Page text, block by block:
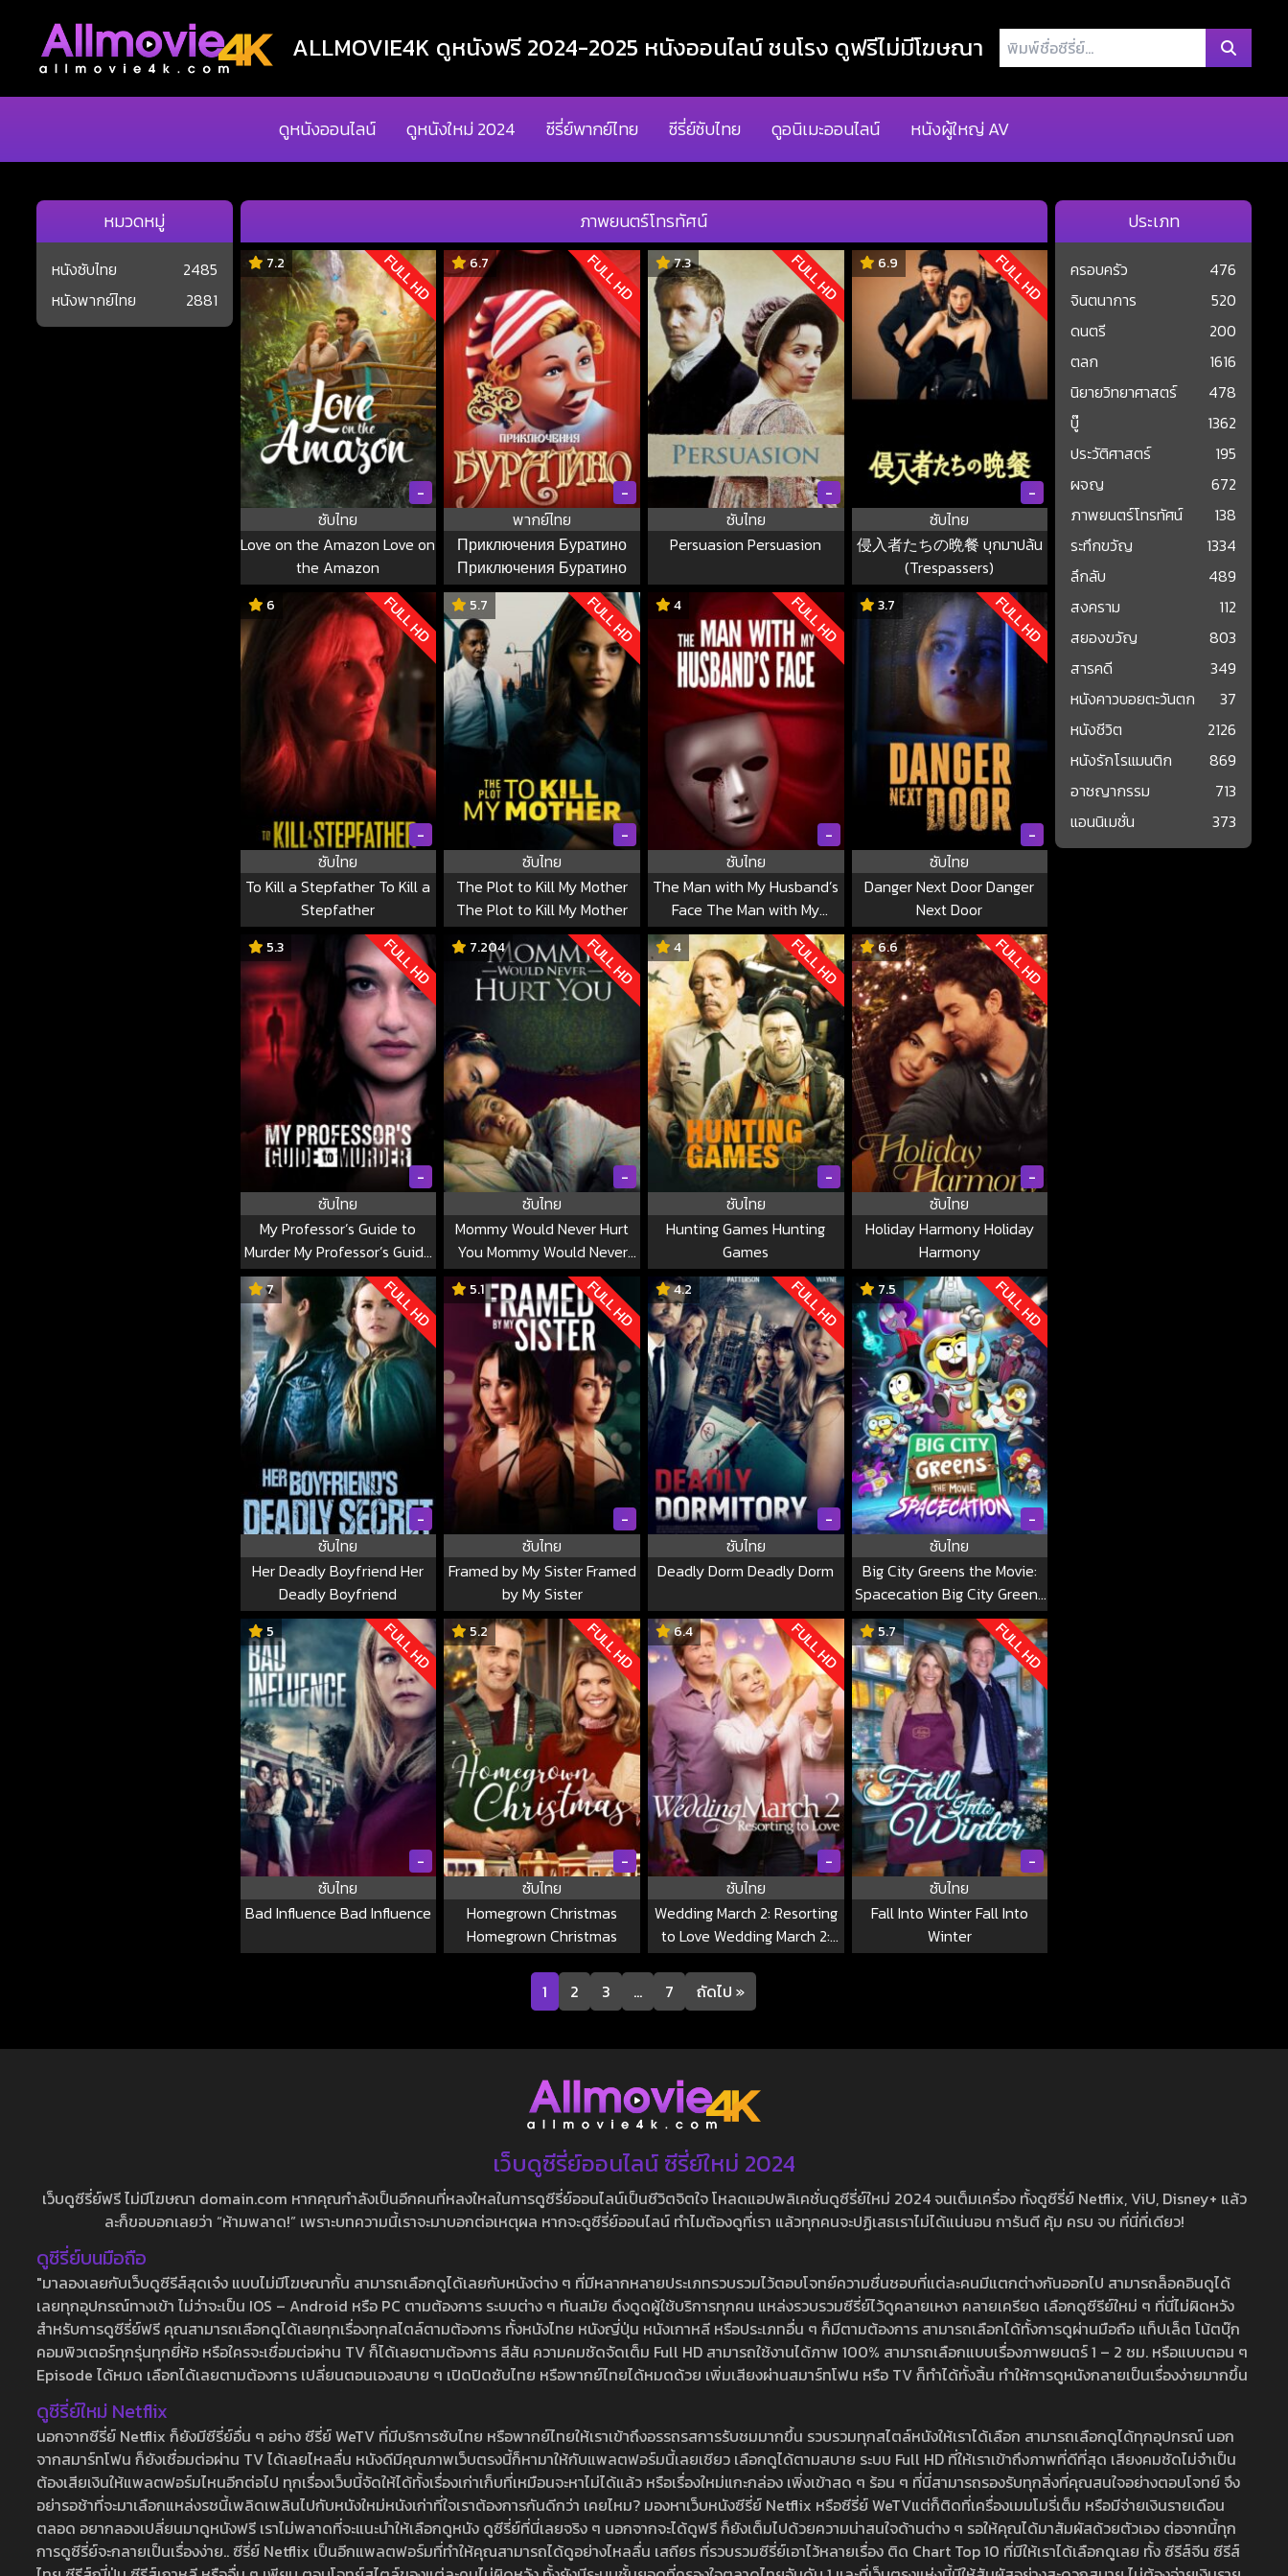
ALLMOVIE4K ดูหนังฟรี 2024-2025 หนังออนไลน์ ชนโรง ดูฟรีไม่มีโฆษณา
พิมพ์
ชื่อ
ย์...
ดูหนังออนไลน์ ดูหนังใหม่ 2024 ซีรี่ย์พากย์ไทย ซีรี่ย์ซับไทย ดูอนิเมะออนไลน์ หนังผู้ใหญ่ AV
หมวดหมู่
หนังซับไทย
2485
หนังพากย์ไทย
2881
ภาพยนตร์โทรทัศน์
7.2 FULL HD
-
ซับไทย
Love on the Amazon Love on
the Amazon
6.7 FULL HD
-
พากย์ไทย
Приключения Буратино
Приключения Буратино
7.3 FULL HD
-
ซับไทย
Persuasion Persuasion
6.9 FULL HD
-
ซับไทย
侵入者たちの晩餐 บุกมาปล้น
(Trespassers)
6 FULL HD
-
ซับไทย
To Kill a Stepfather To Kill a
Stepfather
5.7 FULL HD
-
ซับไทย
The Plot to Kill My Mother
The Plot to Kill My Mother
4 FULL HD
-
ซับไทย
The Man with My Husband’s
Face The Man with My
Husband’s Face
3.7 FULL HD
-
ซับไทย
Danger Next Door Danger
Next Door
5.3 FULL HD
-
ซับไทย
My Professor’s Guide to
Murder My Professor’s Guide
to Murder
7.204 FULL HD
-
ซับไทย
Mommy Would Never Hurt
You Mommy Would Never
Hurt You
4 FULL HD
-
ซับไทย
Hunting Games Hunting
Games
6.6 FULL HD
-
ซับไทย
Holiday Harmony Holiday
Harmony
7 FULL HD
-
ซับไทย
Her Deadly Boyfriend Her
Deadly Boyfriend
5.1 FULL HD
-
ซับไทย
Framed by My Sister Framed
by My Sister
4.2 FULL HD
-
ซับไทย
Deadly Dorm Deadly Dorm
7.5 FULL HD
-
ซับไทย
Big City Greens the Movie:
Spacecation Big City Greens
the Movie: Spacecation
5 FULL HD
-
ซับไทย
Bad Influence Bad Influence
5.2 FULL HD
-
ซับไทย
Homegrown Christmas
Homegrown Christmas
6.4 FULL HD
-
ซับไทย
Wedding March 2: Resorting
to Love Wedding March 2:
Resorting to Love
5.7 FULL HD
-
ซับไทย
Fall Into Winter Fall Into
Winter
1 2 3 … 7 ถัดไป »
ประเภท
ครอบครัว
476
จินตนาการ
520
ดนตรี
200
ตลก
1616
นิยายวิทยาศาสตร์
478
บู๊
1362
ประวัติศาสตร์
195
ผจญ
672
ภาพยนตร์โทรทัศน์
138
ระทึกขวัญ
1334
ลึกลับ
489
สงคราม
112
สยองขวัญ
803
สารคดี
349
หนังคาวบอยตะวันตก
37
หนังชีวิต
2126
หนังรักโรแมนติก
869
อาชญากรรม
713
แอนนิเมชั่น
373
เว็บดูซีรี่ย์ออนไลน์ ซีรี่ย์ใหม่ 2024
เว็บดูซีรี่ย์ฟรี ไม่มีโฆษณา domain.com หากคุณกำลังเป็นอีกคนที่หลงใหลในการดูซีรี่ย์ออนไลน์เป็นชีวิตจิตใจ โหลดแอปพลิเคชั่นดูซีรี่ย์ใหม่ 2024 จนเต็มเครื่อง ทั้งดูซีรี่ย์ Netflix, ViU, Disney+ แล้ว
ละก็ขอบอกเลยว่า “ห้ามพลาด!” เพราะบทความนี้เราจะมาบอกต่อเหตุผล หากจะดูซีรี่ย์ออนไลน์ ทำไมต้องดูที่เรา แล้วทุกคนจะปฏิเสธเราไม่ได้แน่นอน การันตี คุ้ม ครบ จบ ที่นี่ที่เดียว!
ดูซีรี่ย์บนมือถือ
"มาลองเลยกับเว็บดูซีรีส์สุดเจ๋ง แบบไม่มีโฆษณากั้น สามารถเลือกดูได้เลยกับหนังต่าง ๆ ที่มีหลากหลายประเภทรวบรวมไว้ตอบโจทย์ความชื่นชอบที่แต่ละคนมีแตกต่างกันออกไป สามารถล็อคอินดูได้
เลยทุกอุปกรณ์ทางเข้า ไม่ว่าจะเป็น IOS – Android หรือ PC ตามต้องการ ระบบต่าง ๆ ทันสมัย ดึงดูดผู้ใช้บริการทุกคน แหล่งรวบรวมซีรี่ย์ไว้ดูคลายเหงา คลายเครียด เลือกดูซีรีย์ใหม่ ๆ ที่นี่ไม่ผิดหวัง
สำหรับการดูซีรี่ย์ฟรี คุณสามารถเลือกดูได้เลยทุกเรื่องทุกสไตล์ตามต้องการ ทั้งหนังไทย หนังญี่ปุ่น หนังเกาหลี หรือประเภทอื่น ๆ ก็มีตามต้องการ สามารถเลือกได้ทั้งการดูผ่านมือถือ แท็ปเล็ต โน้ตบุ๊ก
คอมพิวเตอร์ทุกรุ่นทุกยี่ห้อ หรือใครจะเชื่อมต่อผ่าน TV ก็ได้เลยตามต้องการ สีสัน ความคมชัดจัดเต็ม Full HD สามารถใช้งานได้ภาพ 100% สามารถเลือกแบบเรื่องภาพยนตร์ 1 – 2 ชม. หรือแบบตอน ๆ
Episode ได้หมด เลือกได้เลยตามต้องการ เปลี่ยนตอนเองสบาย ๆ เปิดปิดซับไทย หรือพากย์ไทยได้หมดด้วย เพิ่มเสียงผ่านสมาร์ทโฟน หรือ TV ก็ทำได้ทั้งสิ้น ทำให้การดูหนังกลายเป็นเรื่องง่ายมากขึ้น
ดูซีรี่ย์ใหม่ Netflix
นอกจากซีรี่ย์ Netflix ก็ยังมีซีรี่ย์อื่น ๆ อย่าง ซีรี่ย์ WeTV ที่มีบริการซับไทย หรือพากย์ไทยให้เราเข้าถึงอรรถรสการรับชมมากขึ้น รวบรวมทุกสไตล์หนังให้เราได้เลือก สามารถเลือกดูได้ทุกอุปกรณ์ นอก
จากสมาร์ทโฟน ก็ยังเชื่อมต่อผ่าน TV ได้เลยไหลลื่น หนังดีมีคุณภาพเว็บตรงนี้ก็หามาให้กับแพลตฟอร์มนี้เลยเชียว เลือกดูได้ตามสบาย ระบบ Full HD ที่ให้เราเข้าถึงภาพที่ดีที่สุด เสียงคมชัดไม่จำเป็น
ต้องเสียเงินให้แพลตฟอร์มไหนอีกต่อไป ทุกเรื่องเว็บนี้จัดให้ได้ทั้งเรื่องเก่าเก็บที่เหมือนจะหาไม่ได้แล้ว หรือเรื่องใหม่แกะกล่อง เพิ่งเข้าสด ๆ ร้อน ๆ ที่นี่สามารถรองรับทุกสิ่งที่คุณสนใจอย่างตอบโจทย์ จึง
อย่ารอช้าที่จะมาเลือกแหล่งรชนี้เพลิดเพลินไปกับหนังใหม่หนังเก่าที่ใจเราต้องการกันดีกว่า เคยไหม? มองหาเว็บหนังซีรี่ย์ Netflix หรือซีรี่ย์ WeTVแต่ก็ติดที่เครื่องเมมโมรี่เต็ม หรือมีจ่ายเงินรายเดือน
ตลอด อยากลองเปลี่ยนมาดูหนังฟรี เราไม่พลาดที่จะแนะนำให้เลือกดูหนัง ดูซีรี่ย์ที่นี่เลยจริง ๆ นอกจากจะได้ดูฟรี ก็ยังเต็มไปด้วยความน่าสนใจด้านต่าง ๆ รอให้คุณได้มาสัมผัสด้วยตัวเอง ต่อจากนี้ทุก
การดูซีรี่ย์จะกลายเป็นเรื่องง่าย.. ซีรี่ย์ Netflix เป็นอีกแพลตฟอร์มที่ทำให้คุณสามารถได้ดูอย่างไหลลื่น เสถียร ที่รวบรวมซีรี่ย์เอาไว้หลายเรื่อง ติด Chart Top 10 ที่มีให้เราได้เลือกดูเลย ทั้ง ซีรีส์จีน ซีรีส์